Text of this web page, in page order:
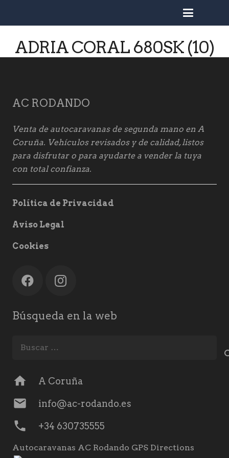
ADRIA CORAL 680SK (10)
AC RODANDO
Venta de autocaravanas de segunda mano en A
Coruña. Vehículos revisados y de calidad, listos
para disfrutar o para ayudarte a vender la tuya
con total confianza.
Política de Privacidad
Aviso Legal
Cookies
Búsqueda en la web
home A Coruña
mail info@ac-rodando.es
phone +34 630735555
Autocaravanas AC Rodando GPS Directions